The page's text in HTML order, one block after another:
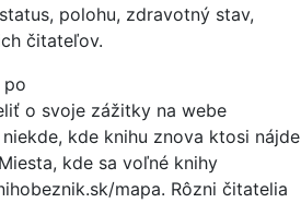
polohu, zdravotný stav,
čitateľov.
po
o svoje zážitky na webe
kde knihu znova ktosi nájde
kde sa voľné knihy
mapa. Rôzni čitatelia